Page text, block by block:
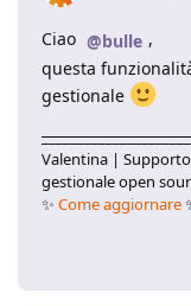
Ciao @bulle ,
questa
gestionale
Valentina | Supporto
gestionale open
✨ Come aggiornare